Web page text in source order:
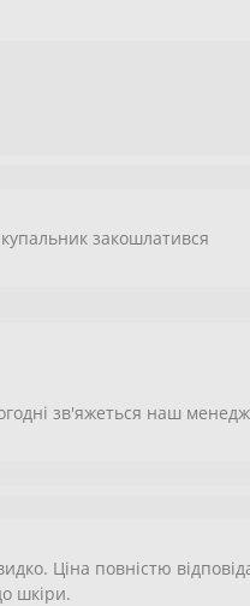
закошлатився
зв'яжеться наш
Ціна повністю
шкіри.